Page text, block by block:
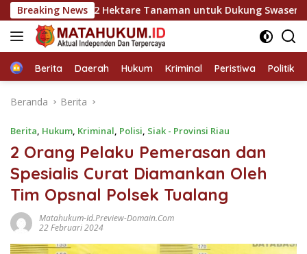
Langsung
ke
konten
Breaking News
12 Hektare Tanaman untuk Dukung Swasembada
HomeBerita Daerah Hukum Kriminal Peristiwa Politik
Beranda Berita
Berita, Hukum, Kriminal, Polisi, Siak - Provinsi Riau
2 Orang Pelaku Pemerasan dan
Spesialis Curat Diamankan Oleh
Tim Opsnal Polsek Tualang
Matahukum-Id.preview-Domain.com
22 Februari 2024